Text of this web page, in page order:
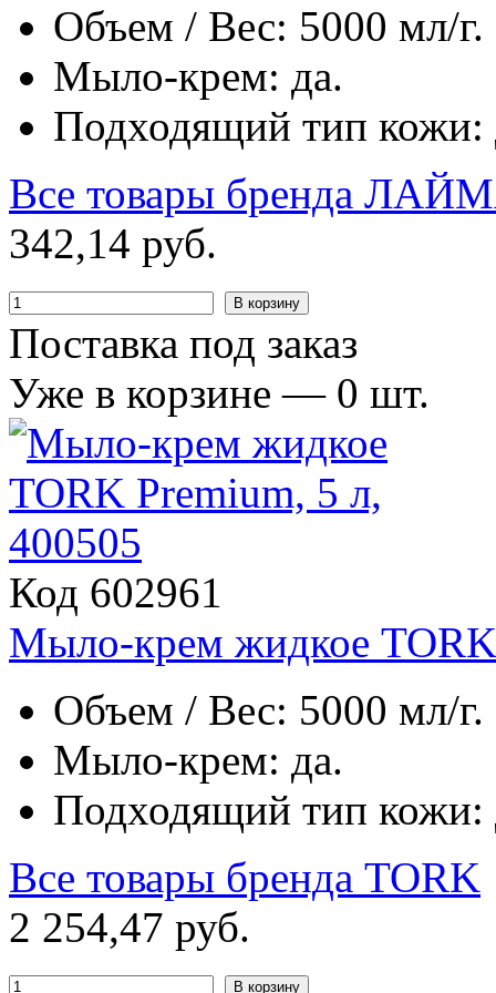
Объем / Вес: 5000 мл/г.
Мыло-крем: да.
Подходящий тип кожи:
Все товары бренда
342,14 руб.
В корзину
Поставка под заказ
Уже в корзине — 0 шт.
Код 602961
Мыло-крем жидкое
Объем / Вес: 5000 мл/г.
Мыло-крем: да.
Подходящий тип кожи:
Все товары бренда TORK
2 254,47 руб.
В корзину